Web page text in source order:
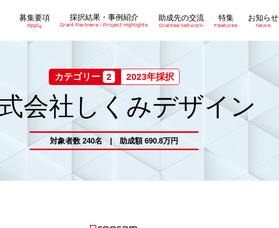
募集要項
Apply
採択結果・事例紹介
Grant Partners／Project Highlights
助成先の交流
Grantee Network
特集
Features
お知らせ
News
カテゴリー 2 2023年採択
会社しくみデザイン
対象者数 240名 | 助成額 690.8万円